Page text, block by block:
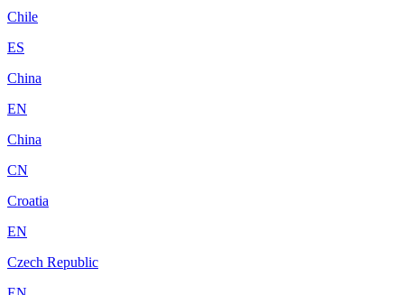
Chile
ES
China
EN
China
CN
Croatia
EN
Czech Republic